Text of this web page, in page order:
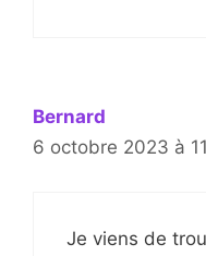
Bernard
6 octobre 2023 à
Je viens de